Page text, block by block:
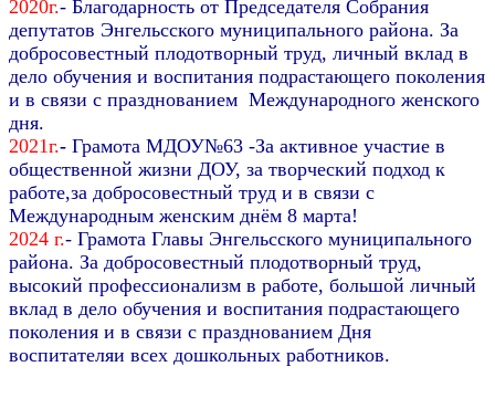
2020г.- Благодарность от Председателя Собрания
депутатов Энгельсского муниципального района. За
добросовестный плодотворный труд, личный вклад в
дело обучения и воспитания подрастающего поколения
и в связи с празднованием Международного женского
дня.
2021г.- Грамота МДОУ№63 -За активное участие в
общественной жизни ДОУ, за творческий подход к
работе,за добросовестный труд и в связи с
Международным женским днём 8 марта!
2024 г.- Грамота Главы Энгельсского муниципального
района. За добросовестный плодотворный труд,
высокий профессионализм в работе, большой личный
вклад в дело обучения и воспитания подрастающего
поколения и в связи с празднованием Дня
воспитателяи всех дошкольных работников.